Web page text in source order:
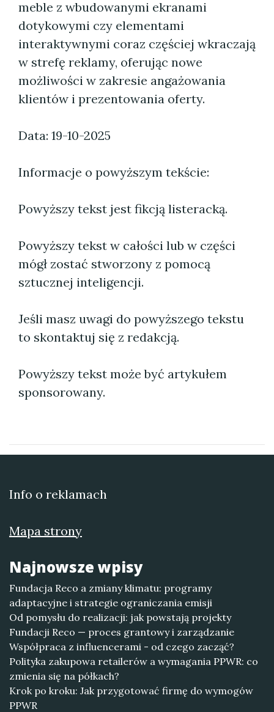
meble z wbudowanymi ekranami
dotykowymi czy elementami
interaktywnymi coraz częściej wkraczają
w strefę reklamy, oferując nowe
możliwości w zakresie angażowania
klientów i prezentowania oferty.
Data: 19-10-2025
Informacje o powyższym tekście:
Powyższy tekst jest fikcją listeracką.
Powyższy tekst w całości lub w części
mógł zostać stworzony z pomocą
sztucznej inteligencji.
Jeśli masz uwagi do powyższego tekstu
to skontaktuj się z redakcją.
Powyższy tekst może być artykułem
sponsorowany.
Info o reklamach
Mapa strony
Najnowsze wpisy
Fundacja Reco a zmiany klimatu: programy
adaptacyjne i strategie ograniczania emisji
Od pomysłu do realizacji: jak powstają projekty
Fundacji Reco — proces grantowy i zarządzanie
Współpraca z influencerami - od czego zacząć?
Polityka zakupowa retailerów a wymagania PPWR: co
zmienia się na półkach?
Krok po kroku: Jak przygotować firmę do wymogów
PPWR